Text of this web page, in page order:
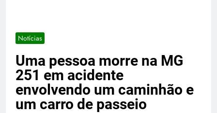
Notícias
Uma pessoa morre na MG
251 em acidente
envolvendo um caminhão e
um carro de passeio